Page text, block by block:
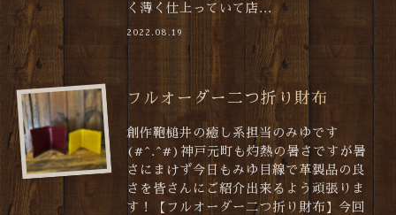
く薄く仕上っていて店...
2022.08.19
フルオーダー二つ折り財布
創作鞄槌井の癒し系担当のみゆです
(#^.^#)神戸元町も灼熱の暑さですが暑
さにまけず今日もみゆ目線で革製品の良
さを皆さんにご紹介出来るよう頑張りま
す！【フルオーダー二つ折り財布】今回